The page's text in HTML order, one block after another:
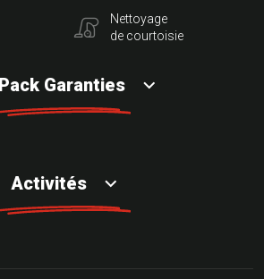
Nettoyage
de courtoisie
Garanties
Activités